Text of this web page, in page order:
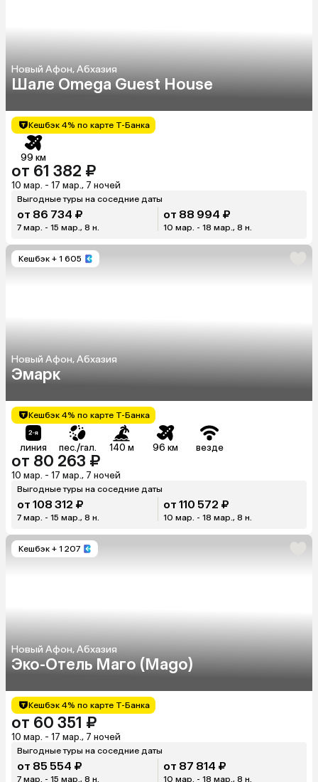
Новый Афон, Абхазия
Шале Omega Guest House
Кешбэк 4% по карте Т-Банка
99 км
от 61 382 ₽
10 мар. - 17 мар., 7 ночей
Выгодные туры на соседние даты
от 86 734 ₽
7 мар. - 15 мар., 8 н.
от 88 994 ₽
10 мар. - 18 мар., 8 н.
Кешбэк + 1 605
Новый Афон, Абхазия
Эмарк
Кешбэк 4% по карте Т-Банка
линия пес./гал. 140 м 96 км везде
от 80 263 ₽
10 мар. - 17 мар., 7 ночей
Выгодные туры на соседние даты
от 108 312 ₽
7 мар. - 15 мар., 8 н.
от 110 572 ₽
10 мар. - 18 мар., 8 н.
Кешбэк + 1 207
Новый Афон, Абхазия
Эко-Отель Маго (Mago)
Кешбэк 4% по карте Т-Банка
от 60 351 ₽
10 мар. - 17 мар., 7 ночей
Выгодные туры на соседние даты
от 85 554 ₽
7 мар. - 15 мар., 8 н.
от 87 814 ₽
10 мар. - 18 мар., 8 н.